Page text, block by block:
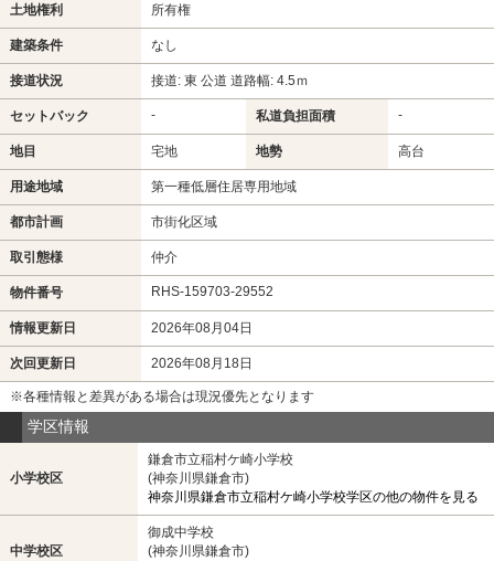
土地権利 所有権
建築条件 なし
接道状況 接道: 東 公道 道路幅: 4.5ｍ
セットバック - 私道負担面積 -
地目 宅地 地勢 高台
用途地域 第一種低層住居専用地域
都市計画 市街化区域
取引態様 仲介
物件番号 RHS-159703-29552
情報更新日 2026年08月04日
次回更新日 2026年08月18日
※各種情報と差異がある場合は現況優先となります
学区情報
小学校区
鎌倉市立稲村ケ崎小学校
(神奈川県鎌倉市)
神奈川県鎌倉市立稲村ケ崎小学校学区の他の物件を見る
中学校区
御成中学校
(神奈川県鎌倉市)